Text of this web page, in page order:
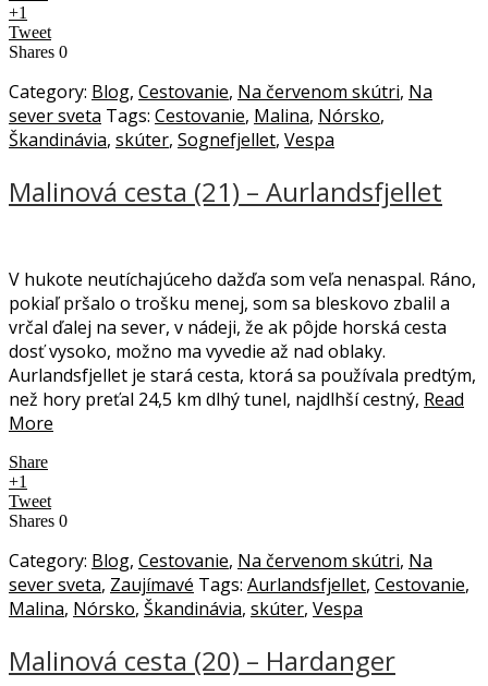
+1
Tweet
Shares 0
Category: Blog, Cestovanie, Na červenom skútri, Na
sever sveta Tags: Cestovanie, Malina, Nórsko,
Škandinávia, skúter, Sognefjellet, Vespa
Malinová cesta (21) – Aurlandsfjellet
V hukote neutíchajúceho dažďa som veľa nenaspal. Ráno,
pokiaľ pršalo o trošku menej, som sa bleskovo zbalil a
vrčal ďalej na sever, v nádeji, že ak pôjde horská cesta
dosť vysoko, možno ma vyvedie až nad oblaky.
Aurlandsfjellet je stará cesta, ktorá sa používala predtým,
než hory preťal 24,5 km dlhý tunel, najdlhší cestný, Read
More
Share
+1
Tweet
Shares 0
Category: Blog, Cestovanie, Na červenom skútri, Na
sever sveta, Zaujímavé Tags: Aurlandsfjellet, Cestovanie,
Malina, Nórsko, Škandinávia, skúter, Vespa
Malinová cesta (20) – Hardanger